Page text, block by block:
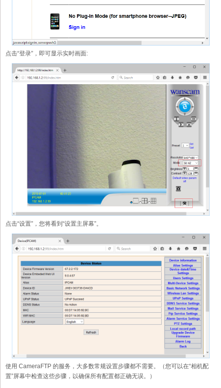
点击“登录”，即可显示实时画面:
点击“设置”，您将看到“设置主屏幕”。
使用 CameraFTP 的服务，大多数常规设置步骤都不需要。（您可以在“相机配
置”屏幕中检查这些步骤，以确保所有配置都正确无误。）